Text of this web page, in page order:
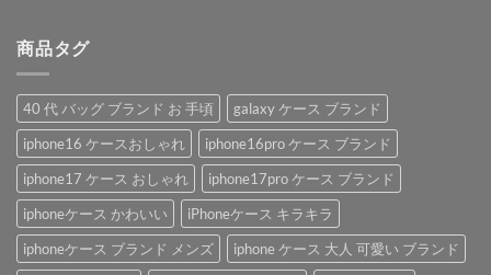
商品タグ
40 代 バッグ ブランド お 手頃
galaxy ケース ブランド
iphone16 ケースおしゃれ
iphone16pro ケース ブランド
iphone17 ケース おしゃれ
iphone17pro ケース ブランド
iphoneケース かわいい
iPhoneケース キラキラ
iphoneケース ブランド メンズ
iphone ケース 大人 可愛い ブランド